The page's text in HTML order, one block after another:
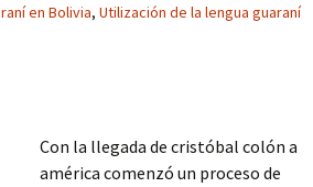
en Bolivia, Utilización de la lengua guaraní
Con la llegada de cristóbal colón a
américa comenzó un proceso de